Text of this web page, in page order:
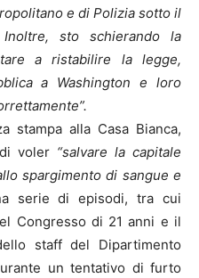
e di Polizia sotto il
Inoltre, sto schierando la
a ristabilire la legge,
a Washington e loro
stampa alla Casa Bianca,
voler “salvare la capitale
spargimento di sangue e
serie di episodi, tra cui
Congresso di 21 anni e il
staff del Dipartimento
un tentativo di furto